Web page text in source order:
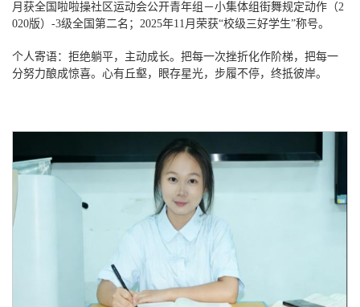
月获全国啦啦操社区运动会公开青年组－小集体组街舞规定动作（2
020版）-3级全国第二名；2025年11月荣获“校级三好学生”称号。
个人寄语：拒绝躺平，主动成长。把每一次挫折化作阶梯，把每一
分努力酿成惊喜。心有丘壑，眼存星光，步履不停，终抵彼岸。